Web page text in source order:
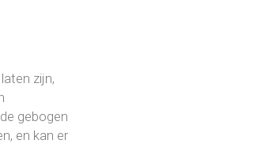
zijn,
gebogen
en kan er